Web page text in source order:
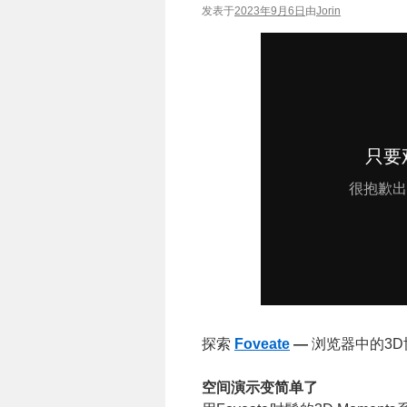
发表于2023年9月6日 由Jorin
探索 Foveate — 浏览器中的3D
空间演示变简单了